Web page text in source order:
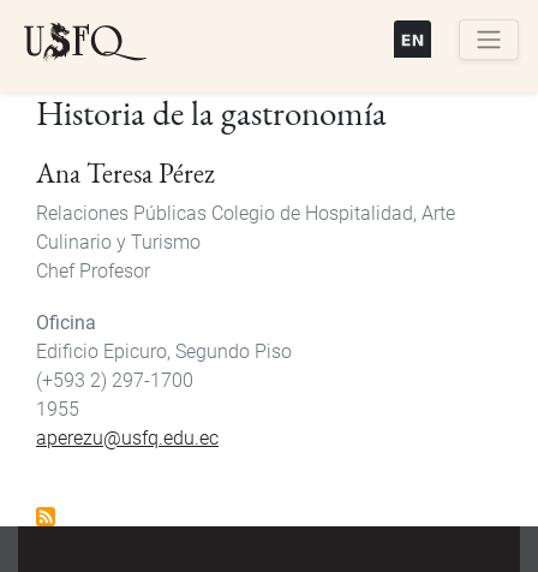
Historia de la gastronomía
Ana Teresa Pérez
Relaciones Públicas Colegio de Hospitalidad, Arte
Culinario y Turismo
Chef Profesor
Oficina
Edificio Epicuro, Segundo Piso
(+593 2) 297-1700
1955
aperezu@usfq.edu.ec